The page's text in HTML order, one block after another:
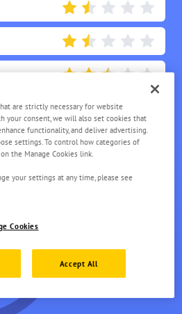
GOUPIX D'ALOLA
NIVEAU
are strictly necessary for website
your consent, we will also set cookies that
functionality, and deliver advertising.
settings. To control how categories of
the Manage Cookies link.
your settings at any time, please see
Cookies
Accept All